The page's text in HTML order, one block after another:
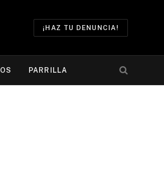
¡HAZ TU DENUNCIA!
PARRILLA